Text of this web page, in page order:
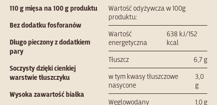
110 g mięsa na 100 g produktu
Bez dodatku fosforanów
Długo pieczony z dodatkiem
pary
Soczysty dzięki cienkiej
warstwie tłuszczyku
Wysoka zawartość białka
Wartość odyżywcza w 100g
produktu:
Wartość
energetyczna
638 kJ/152
kcal
Tłuszcz
6,7 g
w tym kwasy tłuszczowe
nasycone
3,0
g
Węglowodany
1,0 g